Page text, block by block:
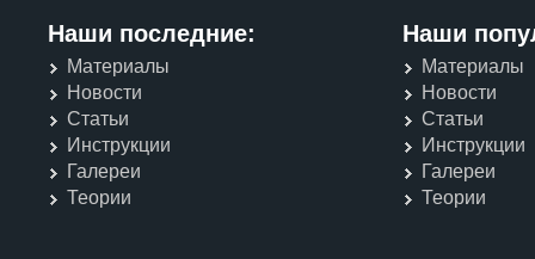
Наши последние:
Материалы
Новости
Статьи
Инструкции
Галереи
Теории
Наши
Материалы
Новости
Статьи
Инструкции
Галереи
Теории